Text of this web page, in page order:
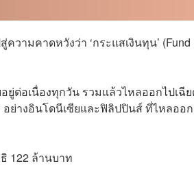
วามคาดหวังว่า ‘กระแสเงินทุน’ (Fund
ต่อเนื่องทุกวัน รวมแล้วไหลออกไปเฉี
ย่างอินโดนีเซียและฟิลิปปินส์ ที่ไหลออ
122 ล้านบาท